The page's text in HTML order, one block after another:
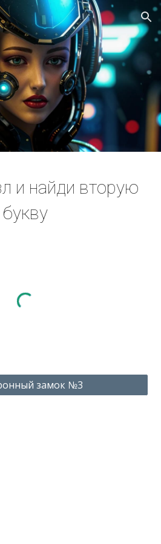
Skip to navigation
и найди вторую
букву
замок №3